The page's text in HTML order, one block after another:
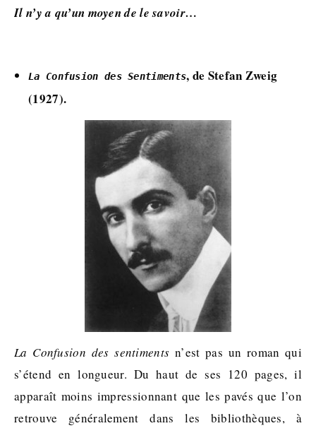
Il n’y a qu’un moyen de le savoir…
La Confusion des Sentiments, de Stefan Zweig
(1927).
La Confusion des sentiments n’est pas un roman qui
s’étend en longueur. Du haut de ses 120 pages, il
apparaît moins impressionnant que les pavés que l’on
retrouve généralement dans les bibliothèques, à